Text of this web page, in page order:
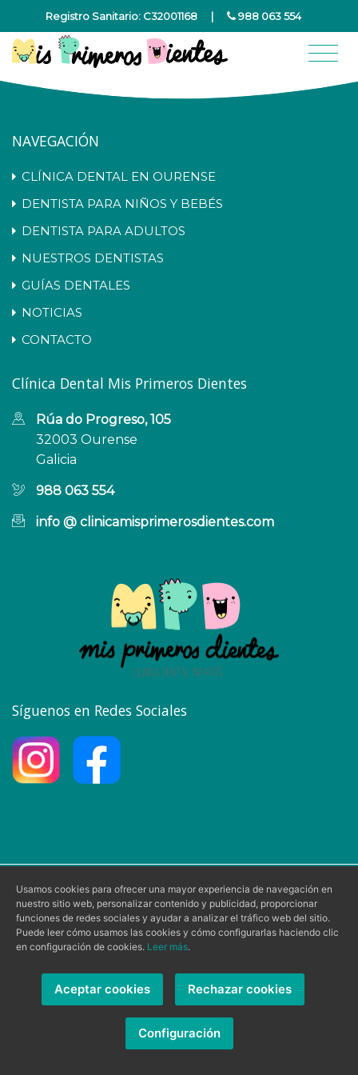
Registro Sanitario: C32001168 | 988 063 554
NAVEGACIÓN
CLÍNICA DENTAL EN OURENSE
DENTISTA PARA NIÑOS Y BEBÉS
DENTISTA PARA ADULTOS
NUESTROS DENTISTAS
GUÍAS DENTALES
NOTICIAS
CONTACTO
Clínica Dental Mis Primeros Dientes
Rúa do Progreso, 105
32003 Ourense
Galicia
988 063 554
info @ clinicamisprimerosdientes.com
Síguenos en Redes Sociales
Aviso Legal | Condiciones de Uso
|
Política de Privacidad
| Política de Cookies
© 2026 - Clínica Mis Primeros Dientes
- Todos los derechos
reservados.
Ilustra Marketing, SL
Usamos cookies para ofrecer una mayor experiencia de navegación en
nuestro sitio web, personalizar contenido y publicidad, proporcionar
funciones de redes sociales y ayudar a analizar el tráfico web del sitio.
Puede leer cómo usamos las cookies y cómo configurarlas haciendo clic
en configuración de cookies. Leer más.
Aceptar cookies Rechazar cookies
Configuración